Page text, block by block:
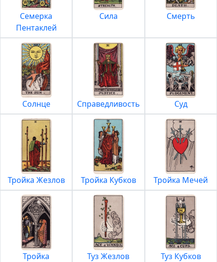
Семерка
Пентаклей
Сила Смерть
Солнце Справедливость Суд
Тройка Жезлов Тройка Кубков Тройка Мечей
Тройка
Туз Жезлов Туз Кубков